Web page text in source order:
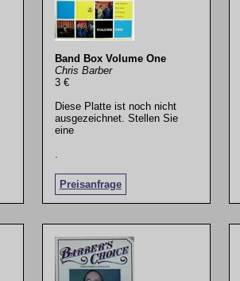
Band Box Volume One
Chris Barber
3 €
Diese Platte ist noch nicht
ausgezeichnet. Stellen Sie
eine
Preisanfrage
.